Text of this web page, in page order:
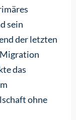
sein
der letzten
das
ohne